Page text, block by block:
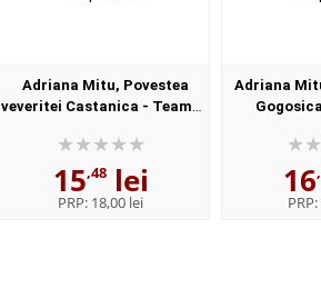
Adriana Mitu, Povestea
veveritei Castanica - Teama
parintelui la locul de munca -
Colectia ABC...
15,48lei
PRP: 18,00 lei
Adriana
perspectiva
16
PRP: